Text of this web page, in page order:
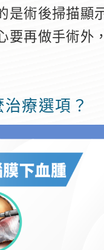
是術後掃描顯
要再做手術外
療選項？